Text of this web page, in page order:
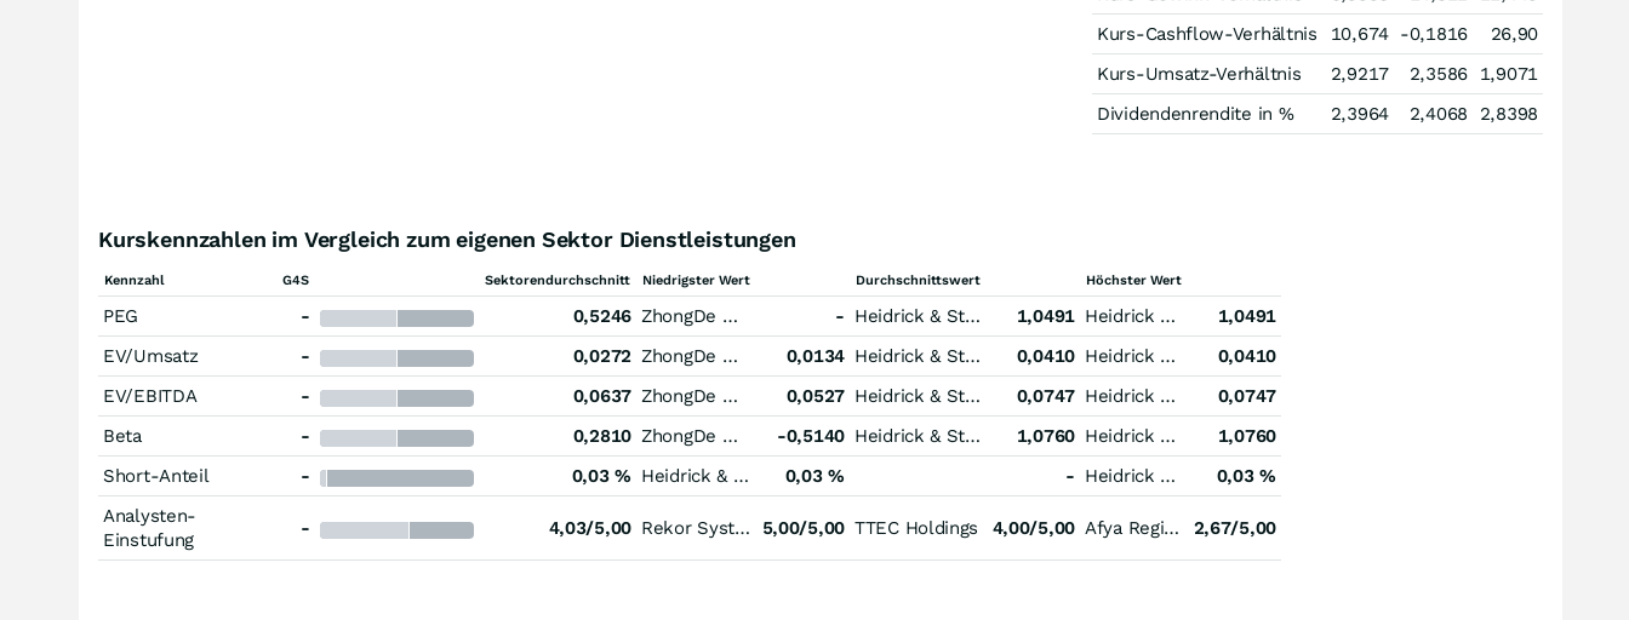
Kurs-Cashflow-Verhältnis
10,674 -0,1816
26,90
Kurs-Umsatz-Verhältnis
2,9217 2,3586
1,9071
Dividendenrendite in %
2,3964 2,4068 2,8398
Kurskennzahlen im Vergleich zum eigenen Sektor Dienstleistungen
Kennzahl G4S Sektorendurchschnitt Niedrigster Wert Durchschnittswert Höchster Wert
PEG - 0,5246 ZhongDe Waste Technology - Heidrick & Struggles International 1,0491 Heidrick & Struggles International
1,0491
EV/Umsatz
- 0,0272 ZhongDe Waste Technology 0,0134 Heidrick & Struggles International 0,0410 Heidrick & Struggles International
0,0410
EV/EBITDA
- 0,0637 ZhongDe Waste Technology 0,0527 Heidrick & Struggles International 0,0747 Heidrick & Struggles International
0,0747
Beta
- 0,2810 ZhongDe Waste Technology -0,5140 Heidrick & Struggles International 1,0760 Heidrick & Struggles International
1,0760
Short-Anteil
- 0,03 % Heidrick & Struggles International 0,03 % - Heidrick & Struggles International
0,03 %
Analysten-
Einstufung
- 4,03/5,00 Rekor Systems 5,00/5,00 TTEC Holdings 4,00/5,00 Afya Registered (A) 2,67/5,00